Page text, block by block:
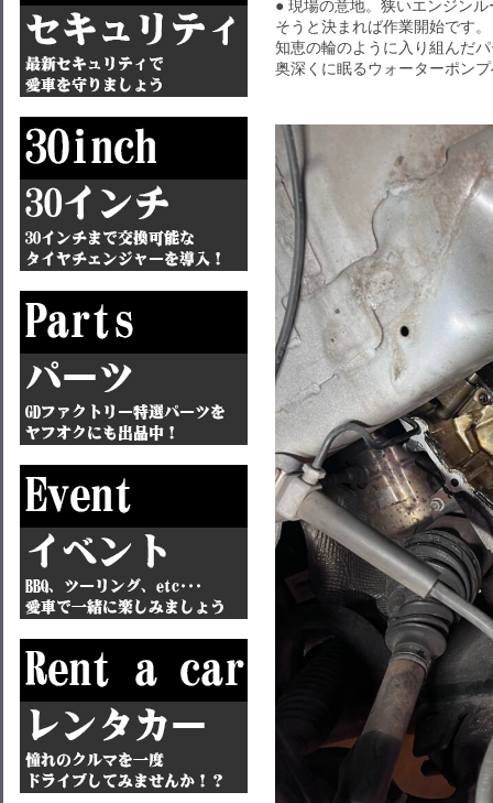
● 現場の意地。狭いエンジン
そうと決まれば作業開始です。
知恵の輪のように入り組んだ
奥深くに眠るウォーターポン